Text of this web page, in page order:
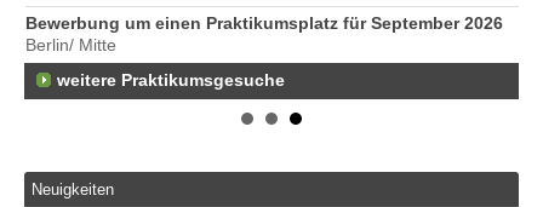
Bewerbung um einen Praktikumsplatz für September 2026
Berlin/ Mitte
weitere Praktikumsgesuche
Neuigkeiten